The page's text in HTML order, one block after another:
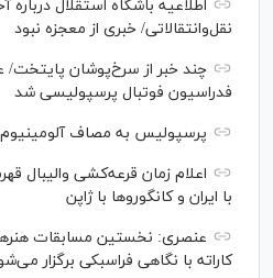
اطلاعیه باشگاه استقلال
نقل‌وانتقالاتی/ خبری از معجزه نبود
چند خبر از سرخ‌پوشان
فدراسیون فوتبال پرسپولیسی شد
پرسپولیس به مصاف
اعلام زمان قرعه‌کشی والیبال
با ایران و کانگورو‌ها با ژاپن
عنصری: نخستین مسابقات
کاراته با نگاهی فراسبکی برگزار